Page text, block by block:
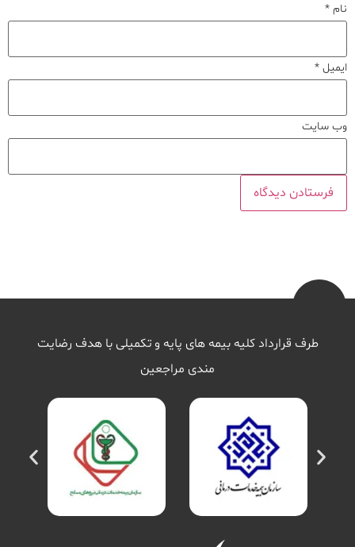
نام *
ایمیل *
وب‌ سایت
طرف قرارداد کلیه بیمه های پایه و تکمیلی با هدف رضایت
مندی مراجعین